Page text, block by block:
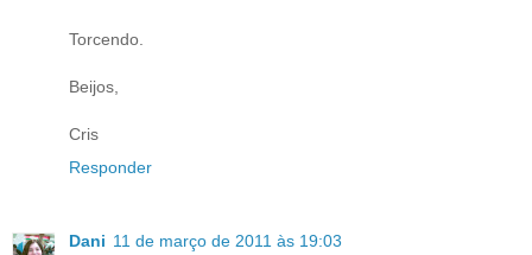
Torcendo.
Beijos,
Cris
Responder
Dani 11 de março de 2011 às 19:03